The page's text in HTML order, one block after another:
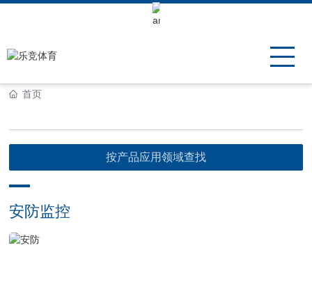
Keli Motor Group Search
首页
按产品应用领域查找
安防监控